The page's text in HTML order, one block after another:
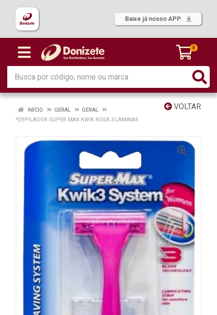
Baixe já nosso APP
0
VOLTAR
INÍCIO GERAL
GERAL
*DEPILADOR SUPER MAX KWIK ROSA 3 LAMINAS